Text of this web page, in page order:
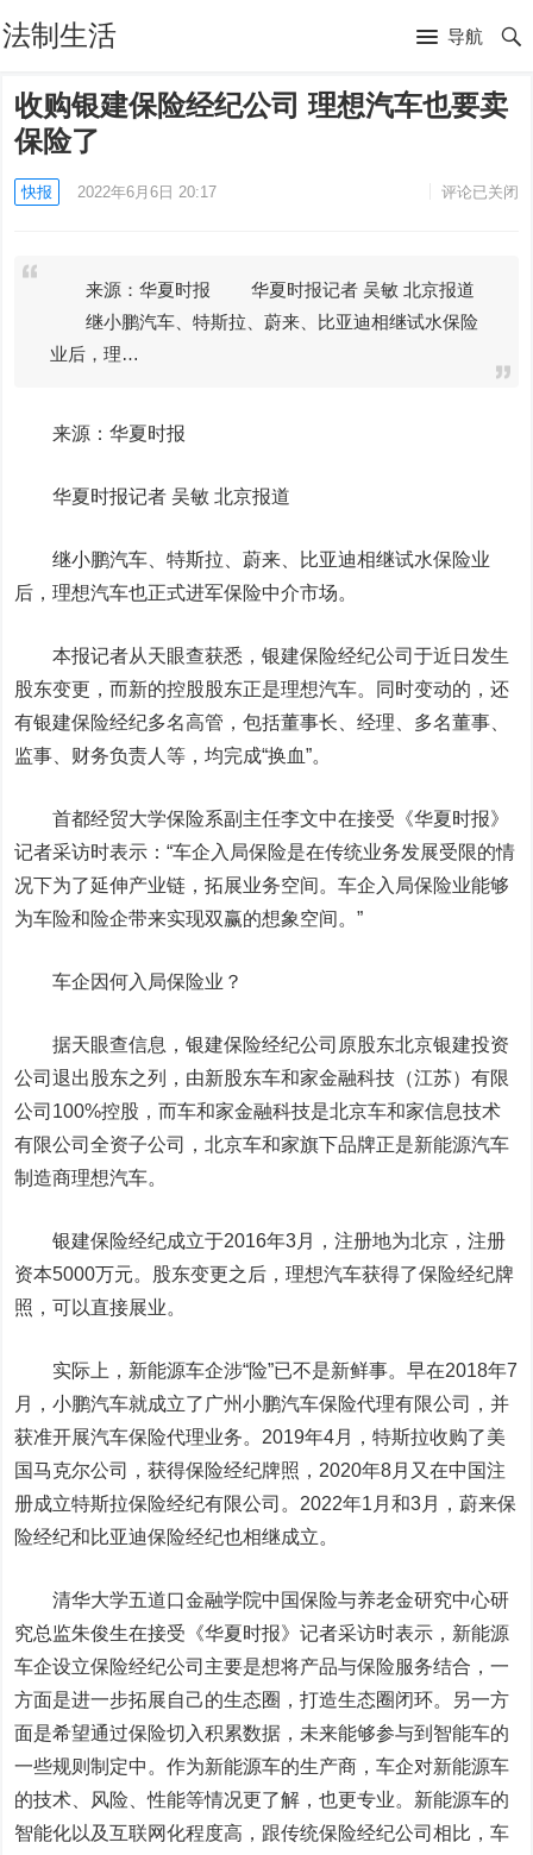
法制生活 导航
收购银建保险经纪公司 理想汽车也要卖
保险了
快报 2022年6月6日 20:17 评论已关闭
来源：华夏时报 华夏时报记者 吴敏 北京报道
继小鹏汽车、特斯拉、蔚来、比亚迪相继试水保险
业后，理…
来源：华夏时报
华夏时报记者 吴敏 北京报道
继小鹏汽车、特斯拉、蔚来、 比亚迪相继试水保险业
后，理想汽车也正式进军保险中介市场。
本报记者从天眼查获悉，银建保险经纪公司于近日发生
股东变更，而新的控股股东正是理想汽车。同时变动的，还
有银建保险经纪多名高管，包括董事长、经理、多名董事、
监事、财务负责人等，均完成“换血”。
首都经贸大学保险系副主任李文中在接受《华夏时报》
记者采访时表示：“车企入局保险是在传统业务发展受限的情
况下为了延伸产业链，拓展业务空间。车企入局保险业能够
为车险和险企带来实现双赢的想象空间。”
车企因何入局保险业？
据天眼查信息，银建保险经纪公司原股东北京银建投资
公司退出股东之列，由新股东车和家金融科技（江苏）有限
公司100%控股，而车和家金融科技是北京车和家信息技术
有限公司全资子公司，北京车和家旗下品牌正是新能源汽车
制造商理想汽车。
银建保险经纪成立于2016年3月，注册地为北京，注册
资本5000万元。股东变更之后，理想汽车获得了保险经纪牌
照，可以直接展业。
实际上，新能源车企涉“险”已不是新鲜事。早在2018年7
月，小鹏汽车就成立了广州小鹏汽车保险代理有限公司，并
获准开展汽车保险代理业务。2019年4月，特斯拉收购了美
国马克尔公司，获得保险经纪牌照，2020年8月又在中国注
册成立特斯拉保险经纪有限公司。2022年1月和3月，蔚来保
险经纪和比亚迪保险经纪也相继成立。
清华大学五道口金融学院中国保险与养老金研究中心研
究总监朱俊生在接受《华夏时报》记者采访时表示，新能源
车企设立保险经纪公司主要是想将产品与保险服务结合，一
方面是进一步拓展自己的生态圈，打造生态圈闭环。另一方
面是希望通过保险切入积累数据，未来能够参与到智能车的
一些规则制定中。作为新能源车的生产商，车企对新能源车
的技术、风险、性能等情况更了解，也更专业。新能源车的
智能化以及互联网化程度高，跟传统保险经纪公司相比，车